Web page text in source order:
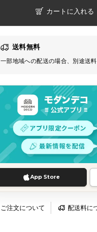
カートに入れる
送料無料
一部地域への配送の場合、別途送
App Store
ご注文について 配送料に